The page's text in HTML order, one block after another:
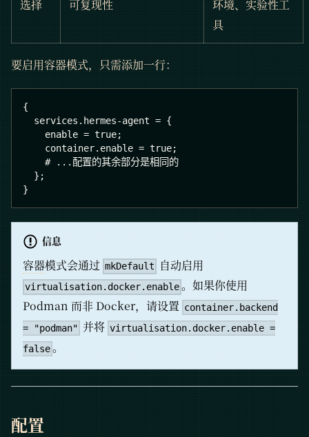
选择
可复现性
环境、实验性工
具
要启用容器模式，只需添加一行：
{
  services.hermes-agent = {
    enable = true;
    container.enable = true;
    # ...配置的其余部分是相同的
  };
}
信息
容器模式会通过 mkDefault 自动启用
virtualisation.docker.enable 。如果你使用
Podman 而非 Docker，请设置 container.backend
= "podman" 并将 virtualisation.docker.enable =
false。
配置